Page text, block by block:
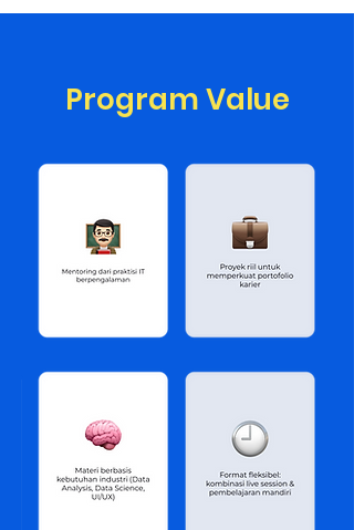
Program Value